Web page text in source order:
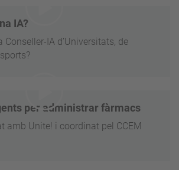
IA?
Conseller-IA d’Universitats, de
per administrar fàrmacs
amb Unite! i coordinat pel CCEM